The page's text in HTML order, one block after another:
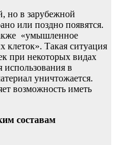
но в зарубежной
или поздно появятся.
«умышленное
клеток». Такая ситуация
при некоторых видах
использования в
уничтожается.
возможность иметь
составам